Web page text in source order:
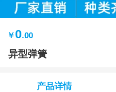
￥ 0.00
异型弹簧
产品详情